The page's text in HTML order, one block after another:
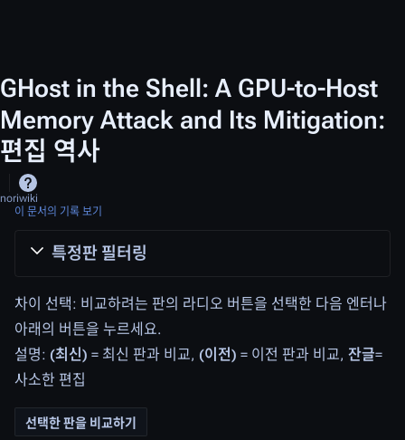
GHost in the Shell: A GPU-to-Host
Memory Attack and Its Mitigation:
편집 역사
noriwiki
이 문서의 기록 보기
특정판 필터링
차이 선택: 비교하려는 판의 라디오 버튼을 선택한 다음 엔터나
아래의 버튼을 누르세요.
설명: (최신) = 최신 판과 비교, (이전) = 이전 판과 비교, 잔글=
사소한 편집